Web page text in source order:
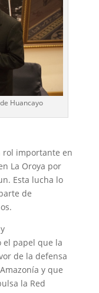
Huancayo
rol importante en
La Oroya por
Esta lucha lo
de
papel que la
de la defensa
y que
la Red